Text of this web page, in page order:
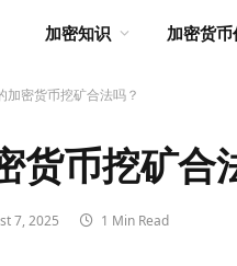
加密知识 加密货
加密货币挖矿合法吗？
货币挖矿合
7, 2025 1 Min Read